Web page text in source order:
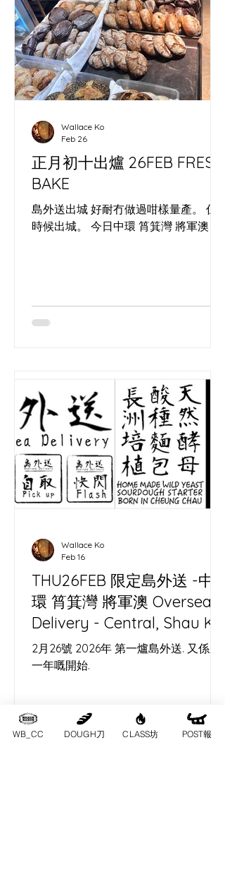
火，聽住世界各地藝術家講旅程，心入
面好清楚：無論係面糰定藝術，都需要
時間發酵，先有可能長出屬於自己嘅形
狀。 ​ As a Cheung Chau sourdough
baker, photographer and digital
marketer, I joined the Capybara Arts
Autocamper in Hong Kong’s
countryside. This independent
gathering i
正月初十出爐 26FEB FRESH
BAKE
島外送出城 好耐冇做過咁樣量產。 係
時候出城。 今日中環 筲箕灣 將軍澳
Wallace Ko
Feb 26
THU26FEB 限定島外送 -中
環 筲箕灣 將軍澳 Oversea
Delivery - Central, Shau Kei
Wan, Tseung Kwan O
2月26號 2026年 第一爐島外送. 又係新
一年嘅開始.
Wallace Ko
Feb 16
WB_CC DOUGH刀 CLASS坊 POST報